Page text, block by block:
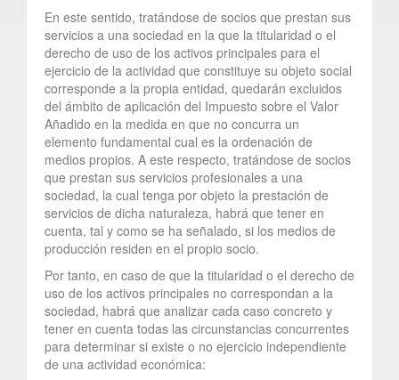
En este sentido, tratándose de socios que prestan sus
servicios a una sociedad en la que la titularidad o el
derecho de uso de los activos principales para el
ejercicio de la actividad que constituye su objeto social
corresponde a la propia entidad, quedarán excluidos
del ámbito de aplicación del Impuesto sobre el Valor
Añadido en la medida en que no concurra un
elemento fundamental cual es la ordenación de
medios propios. A este respecto, tratándose de socios
que prestan sus servicios profesionales a una
sociedad, la cual tenga por objeto la prestación de
servicios de dicha naturaleza, habrá que tener en
cuenta, tal y como se ha señalado, si los medios de
producción residen en el propio socio.
Por tanto, en caso de que la titularidad o el derecho de
uso de los activos principales no correspondan a la
sociedad, habrá que analizar cada caso concreto y
tener en cuenta todas las circunstancias concurrentes
para determinar si existe o no ejercicio independiente
de una actividad económica: